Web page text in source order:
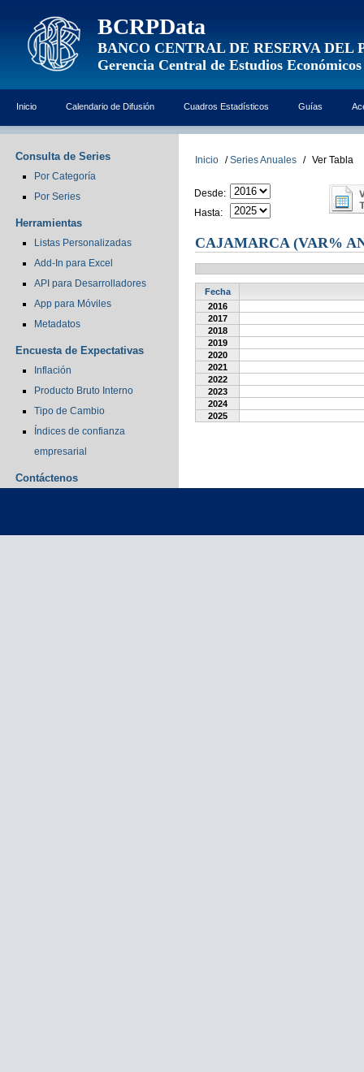
BCRPData
BANCO CENTRAL DE RESERVA DEL
Gerencia Central de Estudios Económicos
Inicio Calendario de Difusión Cuadros Estadísticos Guías
Consulta de Series
Por Categoría
Por Series
Herramientas
Listas Personalizadas
Add-In para Excel
API para Desarrolladores
App para Móviles
Metadatos
Encuesta de Expectativas
Inflación
Producto Bruto Interno
Tipo de Cambio
Índices de confianza
empresarial
Contáctenos
Inicio / Series Anuales / Ver Tabla
Desde:
Hasta:
CAJAMARCA (VAR%
Fecha
2016
2017
2018
2019
2020
2021
2022
2023
2024
2025